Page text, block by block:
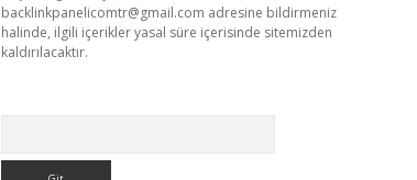
backlinkpanelicomtr@gmail.com adresine bildirmeniz
halinde, ilgili içerikler yasal süre içerisinde sitemizden
kaldırılacaktır.